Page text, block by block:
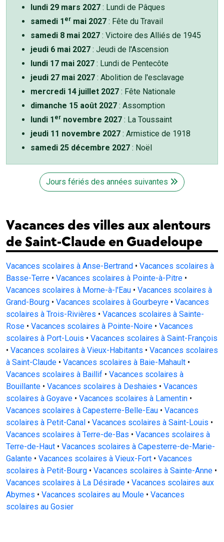
lundi 29 mars 2027 : Lundi de Pâques
samedi 1 er mai 2027 : Fête du Travail
samedi 8 mai 2027 : Victoire des Alliés de 1945
jeudi 6 mai 2027 : Jeudi de l'Ascension
lundi 17 mai 2027 : Lundi de Pentecôte
jeudi 27 mai 2027 : Abolition de l'esclavage
mercredi 14 juillet 2027 : Fête Nationale
dimanche 15 août 2027 : Assomption
lundi 1 er novembre 2027 : La Toussaint
jeudi 11 novembre 2027 : Armistice de 1918
samedi 25 décembre 2027 : Noël
Jours fériés des années suivantes
Vacances des villes aux alentours
de Saint-Claude en Guadeloupe
Vacances scolaires à Anse-Bertrand • Vacances scolaires à
Basse-Terre • Vacances scolaires à Pointe-à-Pitre •
Vacances scolaires à Morne-à-l'Eau • Vacances scolaires à
Grand-Bourg • Vacances scolaires à Gourbeyre • Vacances
scolaires à Trois-Rivières • Vacances scolaires à Sainte-
Rose • Vacances scolaires à Pointe-Noire • Vacances
scolaires à Port-Louis • Vacances scolaires à Saint-François
• Vacances scolaires à Vieux-Habitants • Vacances scolaires
à Saint-Claude • Vacances scolaires à Baie-Mahault •
Vacances scolaires à Baillif • Vacances scolaires à
Bouillante • Vacances scolaires à Deshaies • Vacances
scolaires à Goyave • Vacances scolaires à Lamentin •
Vacances scolaires à Capesterre-Belle-Eau • Vacances
scolaires à Petit-Canal • Vacances scolaires à Saint-Louis •
Vacances scolaires à Terre-de-Bas • Vacances scolaires à
Terre-de-Haut • Vacances scolaires à Capesterre-de-Marie-
Galante • Vacances scolaires à Vieux-Fort • Vacances
scolaires à Petit-Bourg • Vacances scolaires à Sainte-Anne •
Vacances scolaires à La Désirade • Vacances scolaires aux
Abymes • Vacances scolaires au Moule • Vacances
scolaires au Gosier